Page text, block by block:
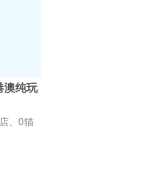
澳纯玩
、0猫